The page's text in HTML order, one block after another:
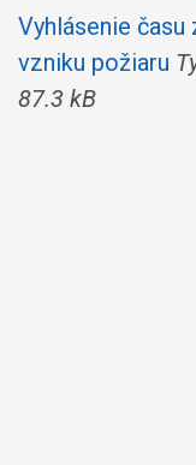
Vyhlásenie
vzniku požiaru
87.3 kB